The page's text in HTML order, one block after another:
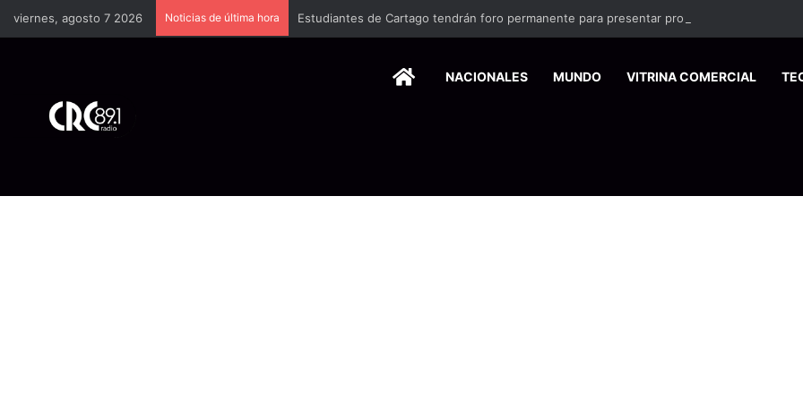
viernes, agosto 7 2026 Noticias de última hora Estudiantes de Cartago tendrán foro permanente para presentar propuestas
HOMENACIONALES MUNDO VITRINA COMERCIAL